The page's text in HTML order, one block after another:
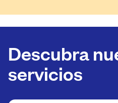
Descubra
servicios